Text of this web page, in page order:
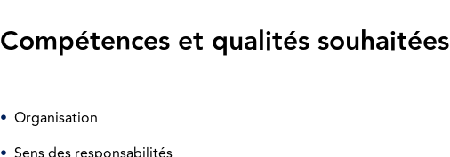
Compétences et qualités souhaitées
• Organisation